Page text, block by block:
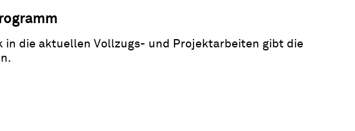
in die aktuellen Vollzugs- und Projektarbeiten gibt die